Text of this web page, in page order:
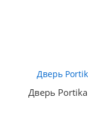
Дверь